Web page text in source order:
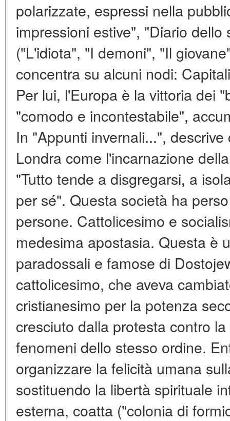
polarizzate, espressi nella
impressioni estive", "Diario
("L'idiota", "I demoni", "Il
concentra su alcuni nodi:
Per lui, l'Europa è la vittoria dei
"comodo e incontestabile",
In "Appunti invernali...",
Londra come l'incarnazione
"Tutto tende a disgregarsi, a
per sé". Questa società ha
persone. Cattolicesimo e
medesima apostasia. Questa è
paradossali e famose di
cattolicesimo, che aveva
cristianesimo per la potenza
cresciuto dalla protesta contro
fenomeni dello stesso ordine.
organizzare la felicità umana
sostituendo la libertà spirituale
esterna, coatta ("colonia di